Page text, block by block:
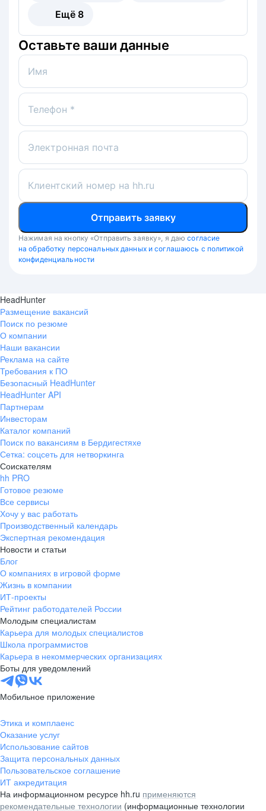
Ещё 8
Оставьте ваши данные
Имя
Телефон *
Электронная почта
Клиентский номер на hh.ru
Отправить заявку
Нажимая на кнопку «Отправить заявку», я даю согласие
на обработку персональных данных и соглашаюсь с политикой
конфиденциальности
HeadHunter
Размещение вакансий
Поиск по резюме
О компании
Наши вакансии
Реклама на сайте
Требования к ПО
Безопасный HeadHunter
HeadHunter API
Партнерам
Инвесторам
Каталог компаний
Поиск по вакансиям в Бердигестяхе
Сетка: соцсеть для нетворкинга
Соискателям
hh PRO
Готовое резюме
Все сервисы
Хочу у вас работать
Производственный календарь
Экспертная рекомендация
Новости и статьи
Блог
О компаниях в игровой форме
Жизнь в компании
ИТ-проекты
Рейтинг работодателей России
Молодым специалистам
Карьера для молодых специалистов
Школа программистов
Карьера в некоммерческих организациях
Боты для уведомлений
Мобильное приложение
Этика и комплаенс
Оказание услуг
Использование сайтов
Защита персональных данных
Пользовательское соглашение
ИТ аккредитация
На информационном ресурсе hh.ru применяются
рекомендательные технологии (информационные технологии